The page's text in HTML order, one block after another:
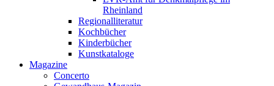
Rheinland
Regionalliteratur
Kochbücher
Kinderbücher
Kunstkataloge
Magazine
Concerto